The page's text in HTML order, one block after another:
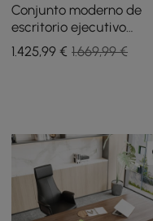
Conjunto moderno de
escritorio ejecutivo
giratorio en forma de L y
silla giratoria de cuero
1.425,99 € 1.669,99 €